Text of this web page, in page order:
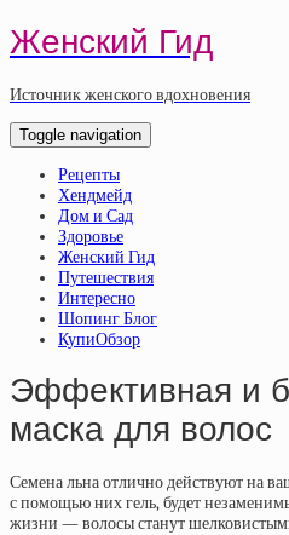
Женский Гид
Источник женского вдохновения
Toggle navigation
Рецепты
Хендмейд
Дом и Сад
Здоровье
Женский Гид
Путешествия
Интересно
Шопинг Блог
КупиОбзор
Эффективная и
маска для волос
Семена льна отлично действуют на
с помощью них гель, будет
жизни — волосы станут